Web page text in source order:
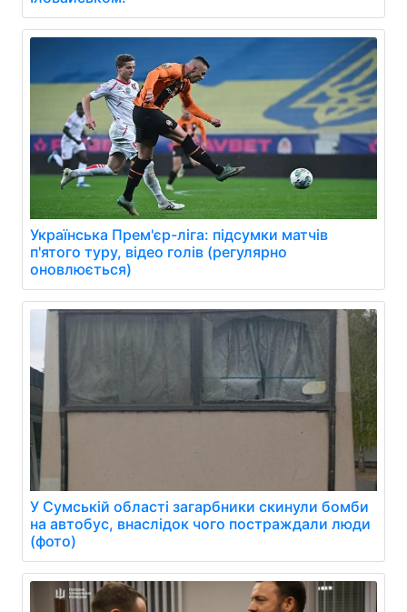
Українська Прем'єр-ліга: підсумки матчів
п'ятого туру, відео голів (регулярно
оновлюється)
У Сумській області загарбники скинули бомби
на автобус, внаслідок чого постраждали люди
(фото)